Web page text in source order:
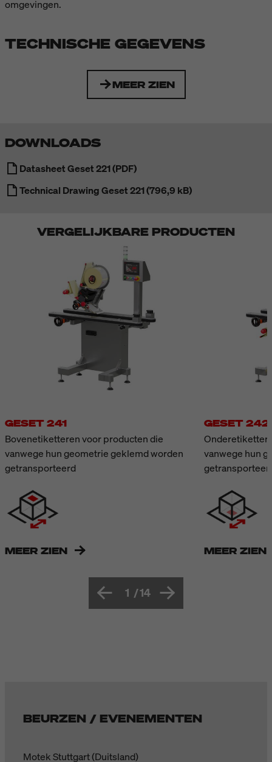
omgevingen.
TECHNISCHE GEGEVENS
MEER ZIEN
DOWNLOADS
Datasheet Geset 221 (PDF)
Technical Drawing Geset 221 (796,9 kB)
VERGELIJKBARE PRODUCTEN
GESET 241
Bovenetiketteren voor producten die
vanwege hun geometrie geklemd worden
getransporteerd
MEER ZIEN
GESET 242
vanwege hun
MEER ZIEN
1 /14
BEURZEN / EVENEMENTEN
Motek Stuttgart (Duitsland)